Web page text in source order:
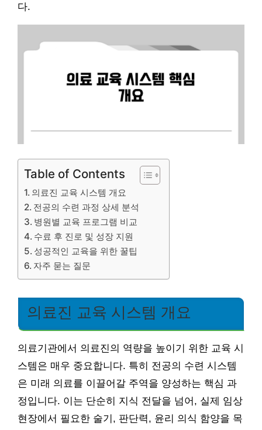
다.
Table of Contents
의료진 교육 시스템 개요
전공의 수련 과정 상세 분석
병원별 교육 프로그램 비교
수료 후 진로 및 성장 지원
성공적인 교육을 위한 꿀팁
자주 묻는 질문
의료진 교육 시스템 개요
의료기관에서 의료진의 역량을 높이기 위한 교육 시
스템은 매우 중요합니다. 특히 전공의 수련 시스템
은 미래 의료를 이끌어갈 주역을 양성하는 핵심 과
정입니다. 이는 단순히 지식 전달을 넘어, 실제 임상
현장에서 필요한 술기, 판단력, 윤리 의식 함양을 목